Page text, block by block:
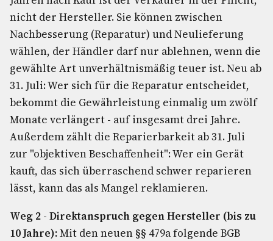
nicht der Hersteller. Sie können zwischen
Nachbesserung (Reparatur) und Neulieferung
wählen, der Händler darf nur ablehnen, wenn die
gewählte Art unverhältnismäßig teuer ist. Neu ab
31. Juli: Wer sich für die Reparatur entscheidet,
bekommt die Gewährleistung einmalig um zwölf
Monate verlängert - auf insgesamt drei Jahre.
Außerdem zählt die Reparierbarkeit ab 31. Juli
zur "objektiven Beschaffenheit": Wer ein Gerät
kauft, das sich überraschend schwer reparieren
lässt, kann das als Mangel reklamieren.
Weg 2 - Direktanspruch gegen Hersteller (bis zu
10 Jahre):Mit den neuen §§ 479a folgende BGB